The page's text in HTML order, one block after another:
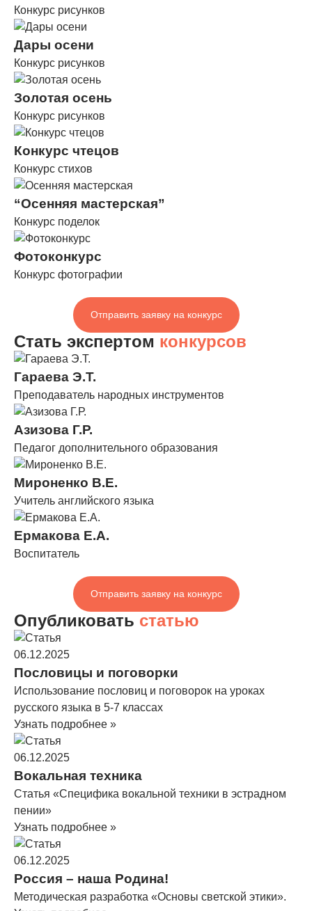
Конкурс рисунков
Дары осени
Конкурс рисунков
Золотая осень
Конкурс рисунков
Конкурс чтецов
Конкурс стихов
“Осенняя мастерская”
Конкурс поделок
Фотоконкурс
Конкурс фотографии
Отправить заявку на конкурс
Стать экспертом конкурсов
Гараева Э.Т.
Преподаватель народных инструментов
Азизова Г.Р.
Педагог дополнительного образования
Мироненко В.Е.
Учитель английского языка
Ермакова Е.А.
Воспитатель
Отправить заявку на конкурс
Опубликовать статью
06.12.2025
Пословицы и поговорки
Использование пословиц и поговорок на уроках
русского языка в 5-7 классах
Узнать подробнее »
06.12.2025
Вокальная техника
Статья «Специфика вокальной техники в эстрадном
пении»
Узнать подробнее »
06.12.2025
Россия – наша Родина!
Методическая разработка «Основы светской этики».